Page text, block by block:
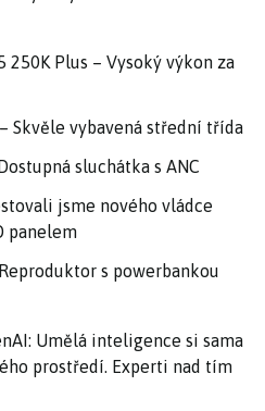
250K Plus – Vysoký výkon za
Skvěle vybavená střední třída
sluchátka s ANC
jsme nového vládce
panelem
s powerbankou
Umělá inteligence si sama
prostředí. Experti nad tím